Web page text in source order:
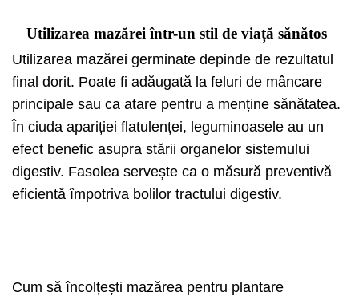
Utilizarea mazărei într-un stil de viață sănătos
Utilizarea mazărei germinate depinde de rezultatul
final dorit. Poate fi adăugată la feluri de mâncare
principale sau ca atare pentru a menține sănătatea.
În ciuda apariției flatulenței, leguminoasele au un
efect benefic asupra stării organelor sistemului
digestiv. Fasolea servește ca o măsură preventivă
eficientă împotriva bolilor tractului digestiv.
Cum să încolțești mazărea pentru plantare